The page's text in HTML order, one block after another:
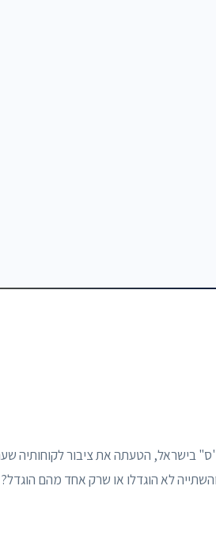
בישראל, הטעתה את ציבור לקוחותיה
לא הוגדלו או שרק אחד מהם